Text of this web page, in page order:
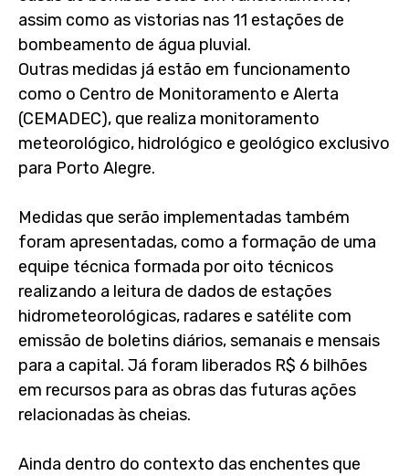
assim como as vistorias nas 11 estações de
bombeamento de água pluvial.
Outras medidas já estão em funcionamento
como o Centro de Monitoramento e Alerta
(CEMADEC), que realiza monitoramento
meteorológico, hidrológico e geológico exclusivo
para Porto Alegre.
Medidas que serão implementadas também
foram apresentadas, como a formação de uma
equipe técnica formada por oito técnicos
realizando a leitura de dados de estações
hidrometeorológicas, radares e satélite com
emissão de boletins diários, semanais e mensais
para a capital. Já foram liberados R$ 6 bilhões
em recursos para as obras das futuras ações
relacionadas às cheias.
Ainda dentro do contexto das enchentes que